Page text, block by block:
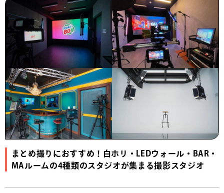
まとめ撮りにおすすめ！白ホリ・LEDウォール・BAR・
MAルームの4種類のスタジオが集まる撮影スタジオ